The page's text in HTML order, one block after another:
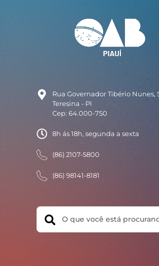
Rua Governador Tibério Nunes,
Teresina - PI
Cep: 64.000-750
8h ás 18h, segunda a sexta
(86) 2107-5800
(86) 98141-8181
Search